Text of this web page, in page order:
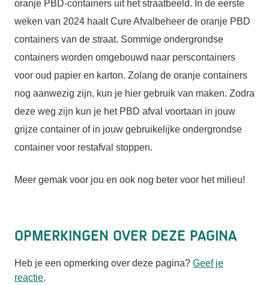
oranje PBD-containers uit het straatbeeld. In de eerste
weken van 2024 haalt Cure Afvalbeheer de oranje PBD
containers van de straat. Sommige ondergrondse
containers worden omgebouwd naar perscontainers
voor oud papier en karton. Zolang de oranje containers
nog aanwezig zijn, kun je hier gebruik van maken. Zodra
deze weg zijn kun je het PBD afval voortaan in jouw
grijze container of in jouw gebruikelijke ondergrondse
container voor restafval stoppen.
Meer gemak voor jou en ook nog beter voor het milieu!
Opmerkingen over deze pagina
Heb je een opmerking over deze pagina? Geef je
reactie.